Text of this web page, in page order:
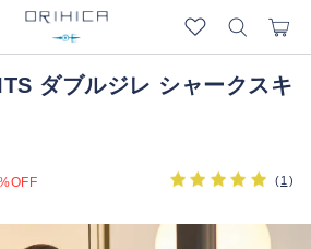
ダブルジレ シャークスキ
(1 )